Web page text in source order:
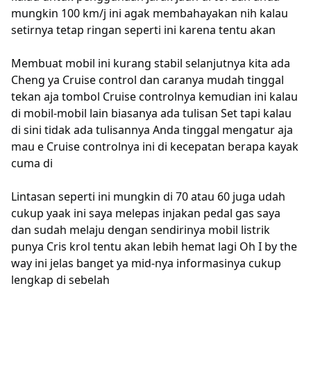
mungkin 100 km/j ini agak membahayakan nih kalau
setirnya tetap ringan seperti ini karena tentu akan
Membuat mobil ini kurang stabil selanjutnya kita ada
Cheng ya Cruise control dan caranya mudah tinggal
tekan aja tombol Cruise controlnya kemudian ini kalau
di mobil-mobil lain biasanya ada tulisan Set tapi kalau
di sini tidak ada tulisannya Anda tinggal mengatur aja
mau e Cruise controlnya ini di kecepatan berapa kayak
cuma di
Lintasan seperti ini mungkin di 70 atau 60 juga udah
cukup yaak ini saya melepas injakan pedal gas saya
dan sudah melaju dengan sendirinya mobil listrik
punya Cris krol tentu akan lebih hemat lagi Oh I by the
way ini jelas banget ya mid-nya informasinya cukup
lengkap di sebelah